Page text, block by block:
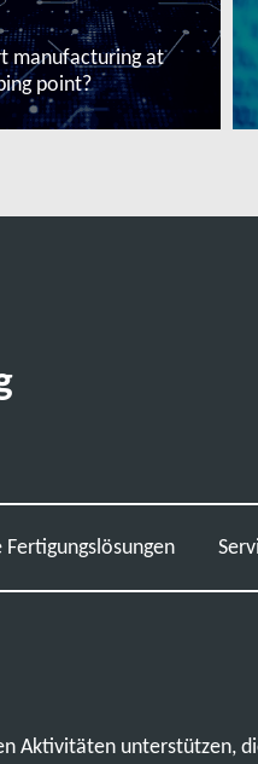
manufacturing at
point?
Aktivitäten unterstützen,